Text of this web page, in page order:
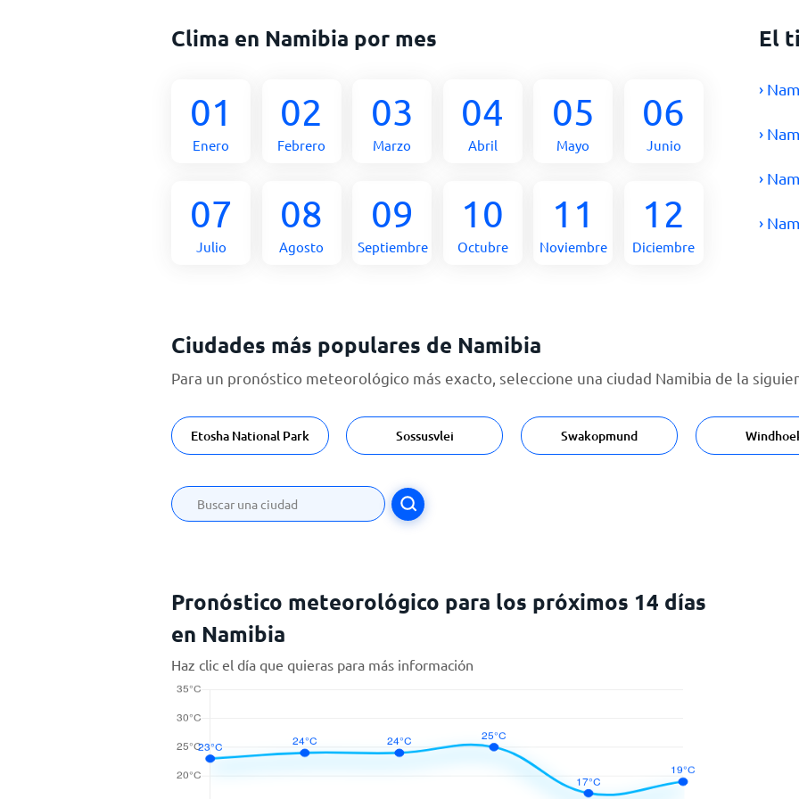
Clima en Namibia por mes
01
Enero
02
Febrero
03
Marzo
04
Abril
05
Mayo
06
Junio
07
Julio
08
Agosto
09
Septiembre
10
Octubre
11
Noviembre
12
Diciembre
El
›
›
›
›
Ciudades más populares de Namibia
Para un pronóstico meteorológico más exacto, seleccione una ciudad Namibia de la
Etosha National Park Sossusvlei Swakopmund
Pronóstico meteorológico para los próximos 14 días
en Namibia
Haz clic el día que quieras para más información